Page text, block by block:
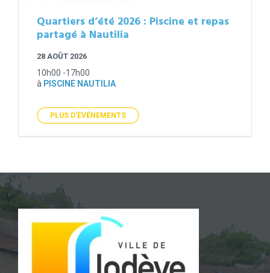
Quartiers d’été 2026 : Piscine et repas
partagé à Nautilia
28 AOÛT 2026
10h00 -17h00
à PISCINE NAUTILIA
PLUS D'ÉVÉNEMENTS